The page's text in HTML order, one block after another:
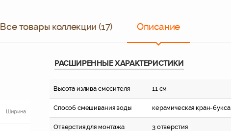
Все товары коллекции (17) Описание
Ширина
РАСШИРЕННЫЕ ХАРАКТЕРИСТИКИ
Высота излива смесителя 11 см
Способ смешивания воды керамическая кран-букса
Отверстия для монтажа 3 отверстия